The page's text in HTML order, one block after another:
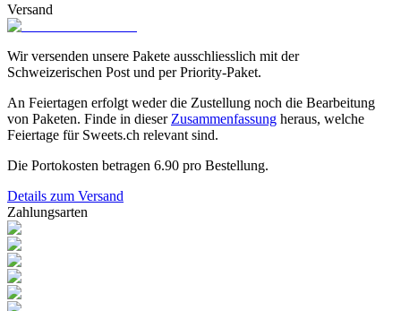
Versand
Wir versenden unsere Pakete ausschliesslich mit der
Schweizerischen Post und per Priority-Paket.
An Feiertagen erfolgt weder die Zustellung noch die Bearbeitung
von Paketen. Finde in dieser Zusammenfassung heraus, welche
Feiertage für Sweets.ch relevant sind.
Die Portokosten betragen 6.90 pro Bestellung.
Details zum Versand
Zahlungsarten